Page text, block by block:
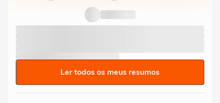
Ler todos os meus resumos